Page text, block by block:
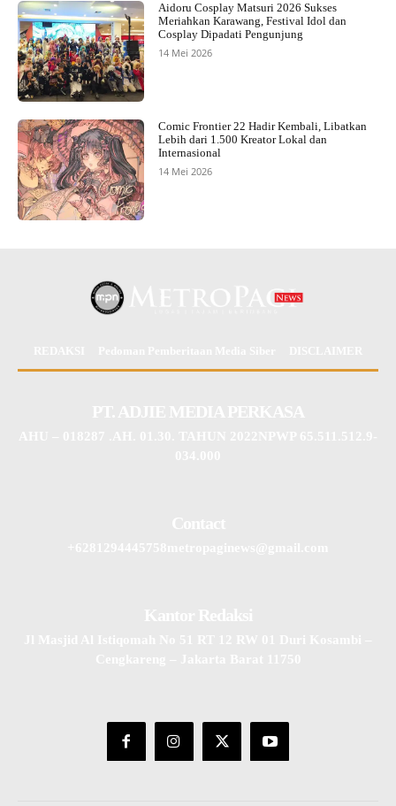
Aidoru Cosplay Matsuri 2026 Sukses
Meriahkan Karawang, Festival Idol dan
Cosplay Dipadati Pengunjung
14 Mei 2026
Comic Frontier 22 Hadir Kembali, Libatkan
Lebih dari 1.500 Kreator Lokal dan
Internasional
14 Mei 2026